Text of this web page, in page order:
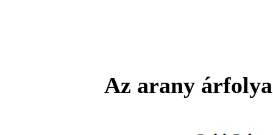
Az arany